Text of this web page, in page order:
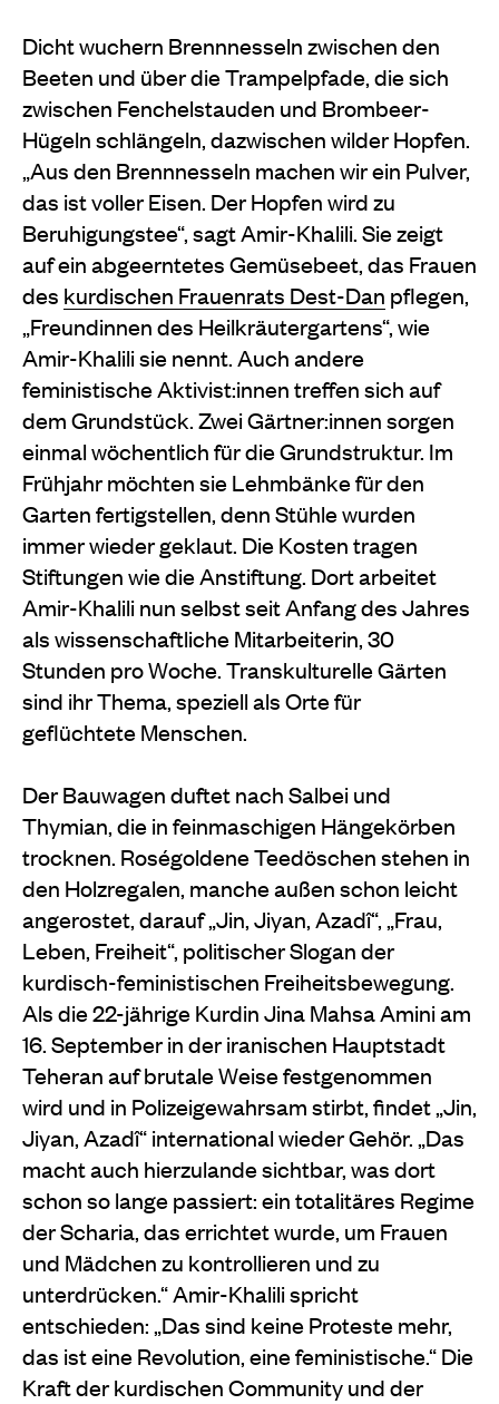
Dicht wuchern Brennnesseln zwischen den
Beeten und über die Trampelpfade, die sich
zwischen Fenchelstauden und Brombeer-
Hügeln schlängeln, dazwischen wilder Hopfen.
„Aus den Brennnesseln machen wir ein Pulver,
das ist voller Eisen. Der Hopfen wird zu
Beruhigungstee“, sagt Amir-Khalili. Sie zeigt
auf ein abgeerntetes Gemüsebeet, das Frauen
des kurdischen Frauenrats Dest-Dan pflegen,
„Freundinnen des Heilkräutergartens“, wie
Amir-Khalili sie nennt. Auch andere
feministische Aktivist:innen treffen sich auf
dem Grundstück. Zwei Gärtner:innen sorgen
einmal wöchentlich für die Grundstruktur. Im
Frühjahr möchten sie Lehmbänke für den
Garten fertigstellen, denn Stühle wurden
immer wieder geklaut. Die Kosten tragen
Stiftungen wie die Anstiftung. Dort arbeitet
Amir-Khalili nun selbst seit Anfang des Jahres
als wissenschaftliche Mitarbeiterin, 30
Stunden pro Woche. Transkulturelle Gärten
sind ihr Thema, speziell als Orte für
geflüchtete Menschen.
Der Bauwagen duftet nach Salbei und
Thymian, die in feinmaschigen Hängekörben
trocknen. Roségoldene Teedöschen stehen in
den Holzregalen, manche außen schon leicht
angerostet, darauf „Jin, Jiyan, Azadî“, „Frau,
Leben, Freiheit“, politischer Slogan der
kurdisch-feministischen Freiheitsbewegung.
Als die 22-jährige Kurdin Jina Mahsa Amini am
16. September in der iranischen Hauptstadt
Teheran auf brutale Weise festgenommen
wird und in Polizeigewahrsam stirbt, findet „Jin,
Jiyan, Azadî“ international wieder Gehör. „Das
macht auch hierzulande sichtbar, was dort
schon so lange passiert: ein totalitäres Regime
der Scharia, das errichtet wurde, um Frauen
und Mädchen zu kontrollieren und zu
unterdrücken.“ Amir-Khalili spricht
entschieden: „Das sind keine Proteste mehr,
das ist eine Revolution, eine feministische.“ Die
Kraft der kurdischen Community und der